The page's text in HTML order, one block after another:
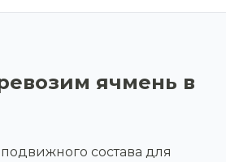
ячмень в
состава для